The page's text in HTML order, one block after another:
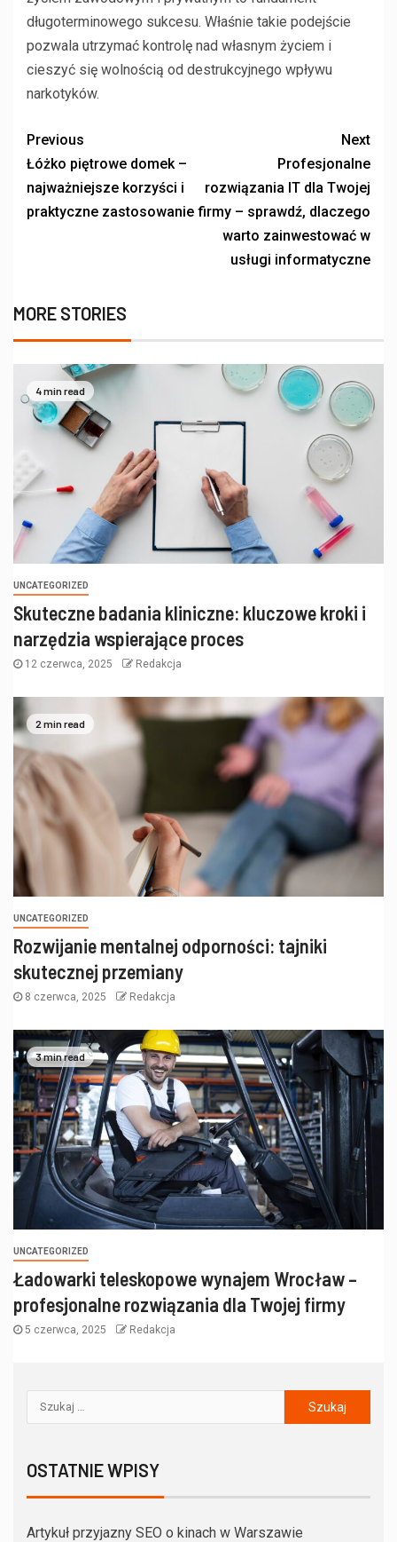
długoterminowego sukcesu. Właśnie takie podejście
pozwala utrzymać kontrolę nad własnym życiem i
cieszyć się wolnością od destrukcyjnego wpływu
narkotyków.
Previous
Łóżko piętrowe domek –
najważniejsze korzyści i
praktyczne zastosowanie
Next
Profesjonalne
rozwiązania IT dla Twojej
firmy – sprawdź, dlaczego
warto zainwestować w
usługi informatyczne
MORE STORIES
4 min read
UNCATEGORIZED
Skuteczne badania kliniczne: kluczowe kroki i
narzędzia wspierające proces
12 czerwca, 2025 Redakcja
2 min read
UNCATEGORIZED
Rozwijanie mentalnej odporności: tajniki
skutecznej przemiany
8 czerwca, 2025 Redakcja
3 min read
UNCATEGORIZED
Ładowarki teleskopowe wynajem Wrocław –
profesjonalne rozwiązania dla Twojej firmy
5 czerwca, 2025 Redakcja
OSTATNIE WPISY
Artykuł przyjazny SEO o kinach w Warszawie